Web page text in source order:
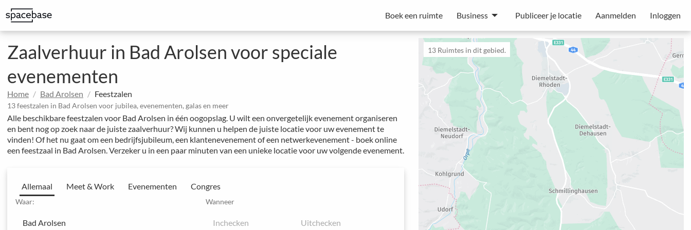
Boek een ruimte Business Publiceer je locatie Aanmelden Inloggen
13 Ruimtes in dit gebied.
Zaalverhuur in Bad Arolsen voor speciale
evenementen
Home Bad Arolsen Feestzalen
13 feestzalen in Bad Arolsen voor jubilea, evenementen, galas en meer
Alle beschikbare feestzalen voor Bad Arolsen in één oogopslag. U wilt een onvergetelijk evenement organiseren
en bent nog op zoek naar de juiste zaalverhuur? Wij kunnen u helpen de juiste locatie voor uw evenement te
vinden! Of het nu gaat om een bedrijfsjubileum, een klantenevenement of een netwerkevenement - boek online
een feestzaal in Bad Arolsen. Verzeker u in een paar minuten van een unieke locatie voor uw volgende evenement.
Allemaal Meet & Work Evenementen Congres
Waar: Wanneer